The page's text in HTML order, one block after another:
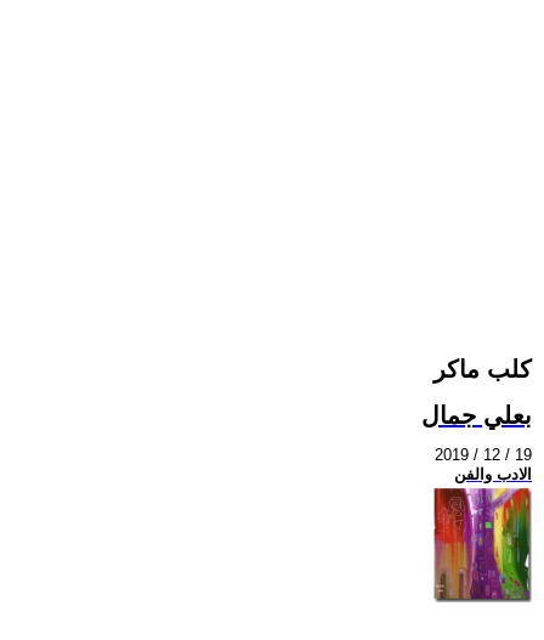
كلب ماكر
بعلي جمال
2019 / 12 / 19
الادب والفن